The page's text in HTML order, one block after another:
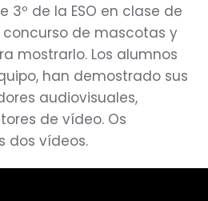
3º de la ESO en clase de
de mascotas y
mostrarlo. Los alumnos
han demostrado sus
audiovisuales,
de vídeo. Os
dos vídeos.